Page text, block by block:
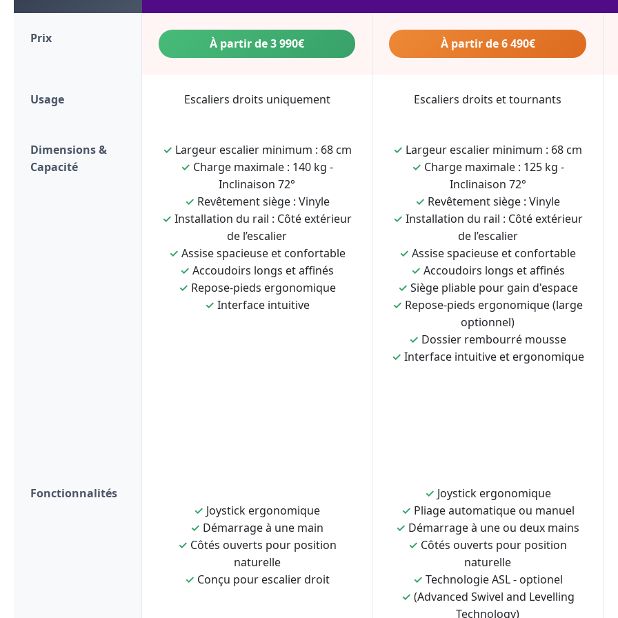
Prix À partir de 3 990€ À partir de 6 490€
Usage Escaliers droits uniquement Escaliers droits et tournants
Dimensions &
Capacité
✓ Largeur escalier minimum : 68 cm
✓ Charge maximale : 140 kg -
Inclinaison 72°
✓ Revêtement siège : Vinyle
✓ Installation du rail : Côté extérieur
de l’escalier
✓ Assise spacieuse et confortable
✓ Accoudoirs longs et affinés
✓ Repose-pieds ergonomique
✓ Interface intuitive
✓ Largeur escalier minimum : 68 cm
✓ Charge maximale : 125 kg -
Inclinaison 72°
✓ Revêtement siège : Vinyle
✓ Installation du rail : Côté extérieur
de l’escalier
✓ Assise spacieuse et confortable
✓ Accoudoirs longs et affinés
✓ Siège pliable pour gain d'espace
✓ Repose-pieds ergonomique (large
optionnel)
✓ Dossier rembourré mousse
✓ Interface intuitive et ergonomique
Fonctionnalités
✓ Joystick ergonomique
✓ Démarrage à une main
✓ Côtés ouverts pour position
naturelle
✓ Conçu pour escalier droit
✓ Joystick ergonomique
✓ Pliage automatique ou manuel
✓ Démarrage à une ou deux mains
✓ Côtés ouverts pour position
naturelle
✓ Technologie ASL - optionel
✓ (Advanced Swivel and Levelling
Technology)